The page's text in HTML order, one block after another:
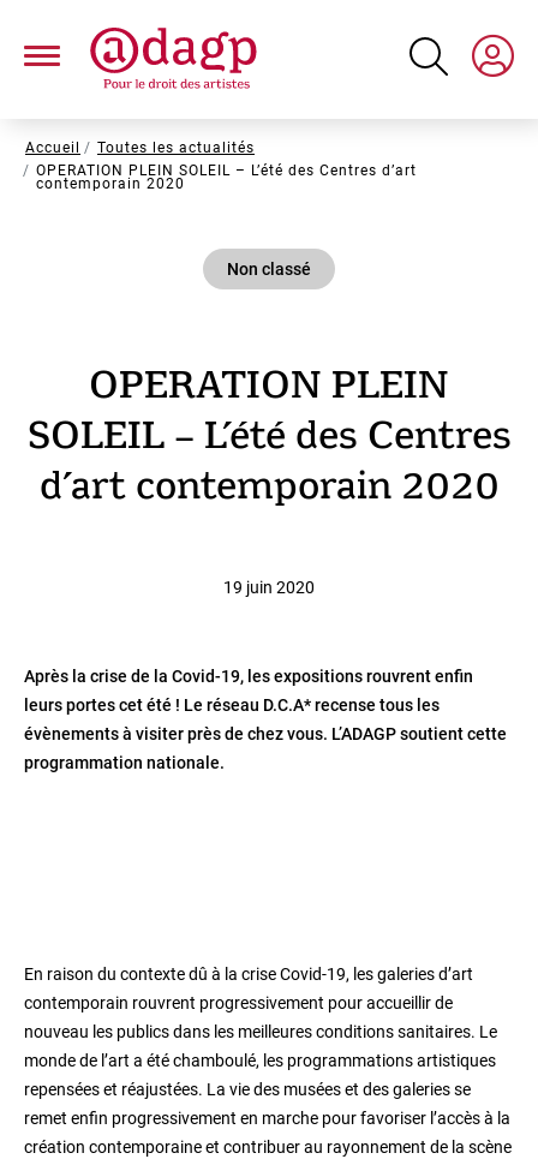
contenu
Fil
d'Ariane
Accueil
Toutes les actualités
OPERATION PLEIN SOLEIL – L’été des Centres d’art
contemporain 2020
Non classé
OPERATION PLEIN
SOLEIL – L’été des Centres
d’art contemporain 2020
19 juin 2020
Après la crise de la Covid-19, les expositions rouvrent enfin
leurs portes cet été ! Le réseau D.C.A* recense tous les
évènements à visiter près de chez vous. L’ADAGP soutient cette
programmation nationale.
En raison du contexte dû à la crise Covid-19, les galeries d’art
contemporain rouvrent progressivement pour accueillir de
nouveau les publics dans les meilleures conditions sanitaires. Le
monde de l’art a été chamboulé, les programmations artistiques
repensées et réajustées. La vie des musées et des galeries se
remet enfin progressivement en marche pour favoriser l’accès à la
création contemporaine et contribuer au rayonnement de la scène